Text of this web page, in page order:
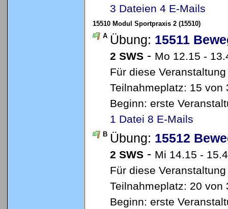
3 Dateien 4 E-Mails
15510 Modul Sportpraxis 2 (15510)
A Übung: 15511
2 SWS - Mo 12.15 -
Für diese
Teilnahmeplatz: 15 von
Beginn: erste
1 Datei 8 E-Mails
B Übung: 15512
2 SWS - Mi 14.15 -
Für diese
Teilnahmeplatz: 20 von
Beginn: erste